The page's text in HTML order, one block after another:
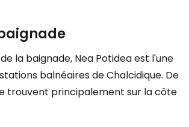
la baignade, Nea Potidea est l'une
balnéaires de Chalcidique. De
trouvent principalement sur la côte